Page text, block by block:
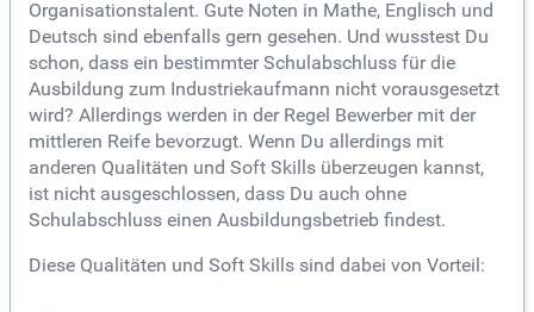
Organisationstalent. Gute Noten in Mathe, Englisch und
Deutsch sind ebenfalls gern gesehen. Und wusstest Du
schon, dass ein bestimmter Schulabschluss für die
Ausbildung zum Industriekaufmann nicht vorausgesetzt
wird? Allerdings werden in der Regel Bewerber mit der
mittleren Reife bevorzugt. Wenn Du allerdings mit
anderen Qualitäten und Soft Skills überzeugen kannst,
ist nicht ausgeschlossen, dass Du auch ohne
Schulabschluss einen Ausbildungsbetrieb findest.
Diese Qualitäten und Soft Skills sind dabei von Vorteil: